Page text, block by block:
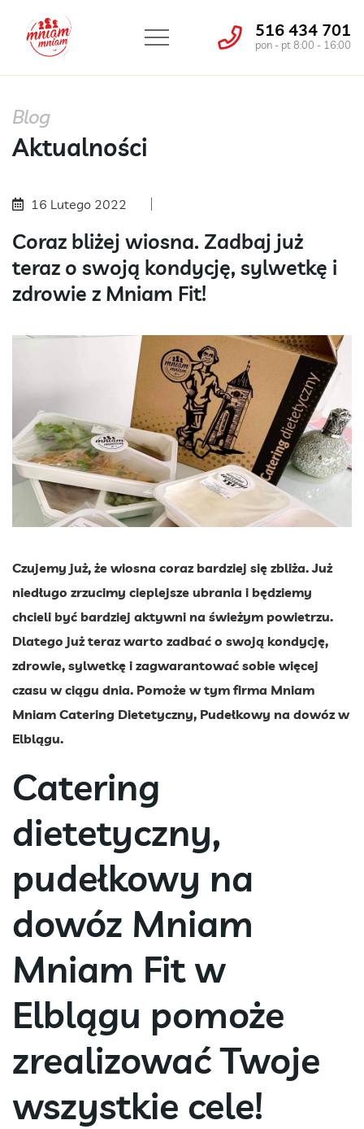
516 434 701
pon - pt 8:00 - 16:00
Blog
Aktualności
16 Lutego 2022
Coraz bliżej wiosna. Zadbaj już
teraz o swoją kondycję, sylwetkę i
zdrowie z Mniam Fit!
Czujemy już, że wiosna coraz bardziej się zbliża. Już
niedługo zrzucimy cieplejsze ubrania i będziemy
chcieli być bardziej aktywni na świeżym powietrzu.
Dlatego już teraz warto zadbać o swoją kondycję,
zdrowie, sylwetkę i zagwarantować sobie więcej
czasu w ciągu dnia. Pomoże w tym firma Mniam
Mniam Catering Dietetyczny, Pudełkowy na dowóz w
Elblągu.
Catering
dietetyczny,
pudełkowy na
dowóz Mniam
Mniam Fit w
Elblągu pomoże
zrealizować Twoje
wszystkie cele!